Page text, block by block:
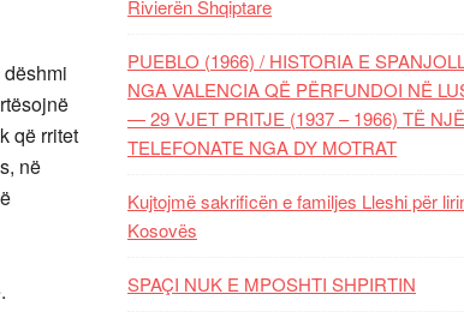
që rritet
në
Rivierën Shqiptare
PUEBLO (1966) / HISTORIA E
NGA VALENCIA QË PËRFUNDOI NË
— 29 VJET PRITJE (1937 – 1966) TË NJË
TELEFONATE NGA DY MOTRAT
Kujtojmë sakrificën e familjes Lleshi për
Kosovës
SPAÇI NUK E MPOSHTI SHPIRTIN